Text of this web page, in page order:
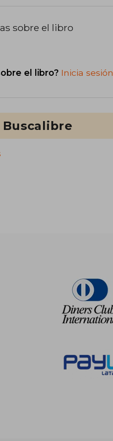
sobre el libro
el libro? Inicia sesión